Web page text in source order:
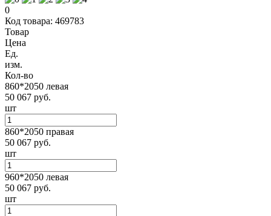
0
Код товара: 469783
Товар
Цена
Ед.
изм.
Кол-во
860*2050 левая
50 067 руб.
шт
860*2050 правая
50 067 руб.
шт
960*2050 левая
50 067 руб.
шт